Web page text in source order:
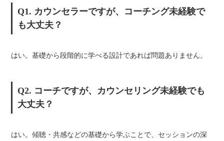
Q1. カウンセラーですが、コーチング未経験で
も大丈夫？
はい。基礎から段階的に学べる設計であれば問題ありません。
Q2. コーチですが、カウンセリング未経験でも
大丈夫？
はい。傾聴・共感などの基礎から学ぶことで、セッションの深